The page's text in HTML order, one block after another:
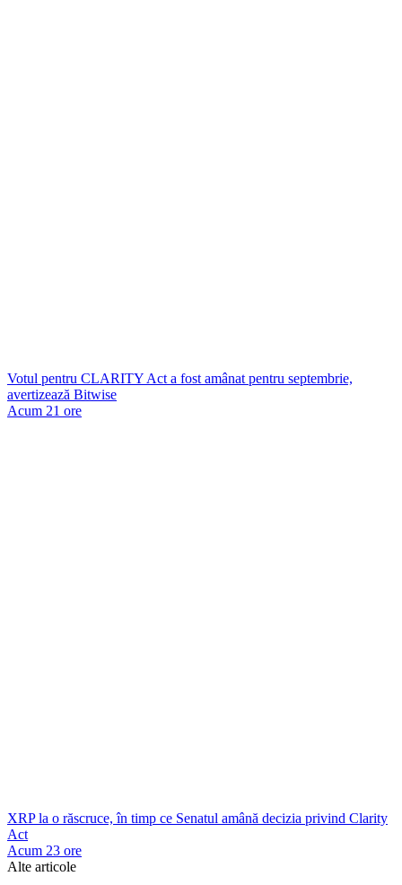
Votul pentru CLARITY Act a fost amânat pentru septembrie,
avertizează Bitwise
Acum 21 ore
XRP la o răscruce, în timp ce Senatul amână decizia privind Clarity
Act
Acum 23 ore
Alte articole